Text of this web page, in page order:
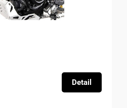
Detail